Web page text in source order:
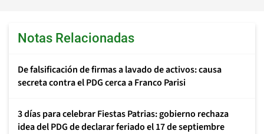
Notas Relacionadas
De falsificación de firmas a lavado de activos: causa
secreta contra el PDG cerca a Franco Parisi
3 días para celebrar Fiestas Patrias: gobierno rechaza
idea del PDG de declarar feriado el 17 de septiembre